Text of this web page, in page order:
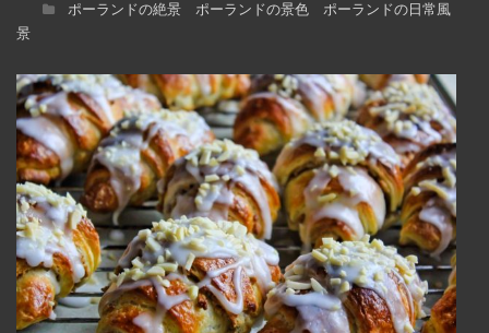
ポーランドの絶景 ポーランドの景色 ポーランドの日常風
景